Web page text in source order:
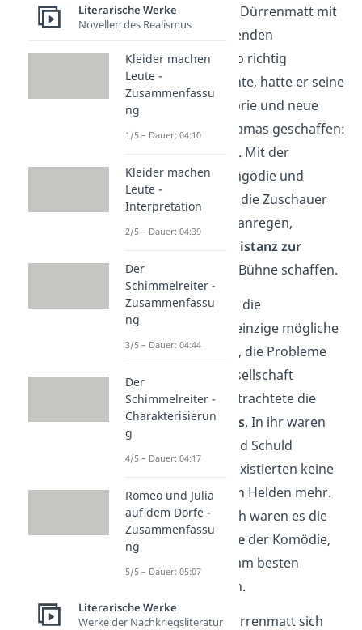
Weil sich Friedrich Dürrenmatt mit
keiner der bestehenden
Theatertheorien so richtig
identifizieren konnte, hatte er seine
eigene Dramatheorie und neue
Unterform des Dramas geschaffen:
. Mit der
Mischform aus Tragödie und
Komödie wollte er die Zuschauer
anregen,
Distanz zur
Handlung
auf der Bühne schaffen.
Der Schweizer sah die
Tragikomödie als einzige mögliche
dramatische Form, die Probleme
der modernen Gesellschaft
auszusagen. Er betrachtete die
Moderne als Chaos. In ihr waren
Verantwortung und Schuld
verwischt und es existierten keine
klassischen großen Helden mehr.
Seiner Ansicht nach waren es die
kleinen Charaktere der Komödie,
die die neue Welt am besten
darstellen konnten.
Dafür bediente Dürrenmatt sich
Literarische Werke
Novellen des Realismus
Kleider machen
Leute -
Zusammenfassu
ng
1/5 – Dauer: 04:10
Kleider machen
Leute -
Interpretation
2/5 – Dauer: 04:39
Der
Schimmelreiter -
Zusammenfassu
ng
3/5 – Dauer: 04:44
Der
Schimmelreiter -
Charakterisierun
g
4/5 – Dauer: 04:17
Romeo und Julia
auf dem Dorfe -
Zusammenfassu
ng
5/5 – Dauer: 05:07
Literarische Werke
Werke der Nachkriegsliteratur